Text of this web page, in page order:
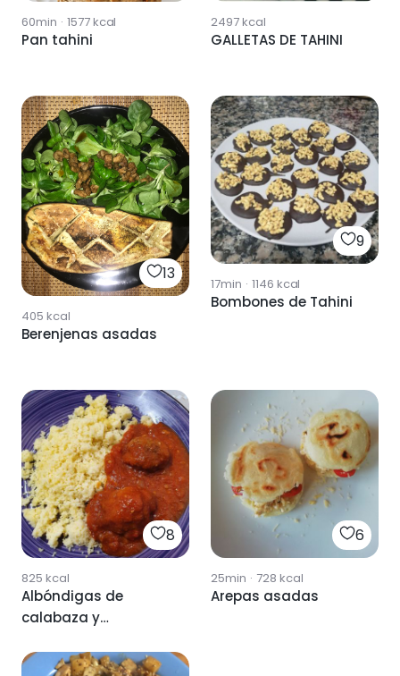
60min · 1577kcal
Pan tahini
2497kcal
GALLETAS DE TAHINI
13
405 kcal
Berenjenas asadas
9
17min · 1146 kcal
Bombones de Tahini
8
825 kcal
Albóndigas de
calabaza y
6
25min · 728 kcal
Arepas asadas